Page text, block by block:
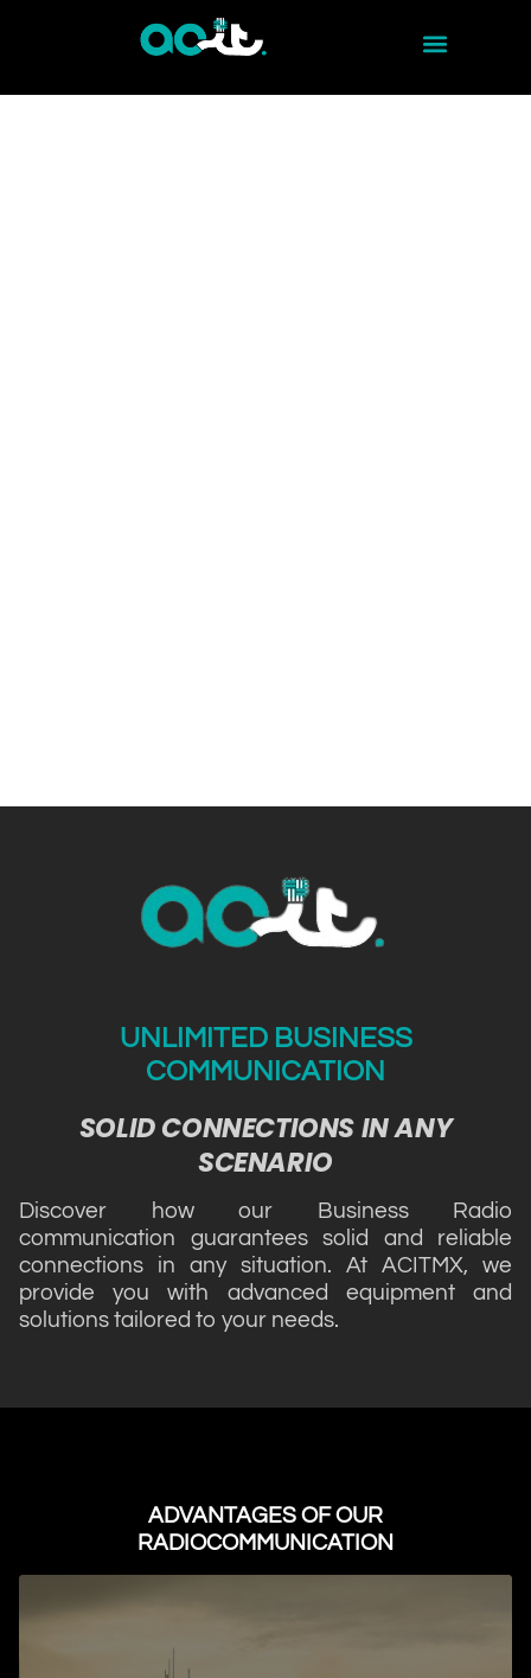
UNLIMITED BUSINESS
COMMUNICATION
SOLID CONNECTIONS IN ANY
SCENARIO
Discover how our Business Radio
communication guarantees solid and reliable
connections in any situation. At ACITMX, we
provide you with advanced equipment and
solutions tailored to your needs.
ADVANTAGES OF OUR
RADIOCOMMUNICATION